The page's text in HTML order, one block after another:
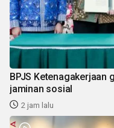
BPJS Ketenagakerjaan
jaminan sosial
2 jam lalu